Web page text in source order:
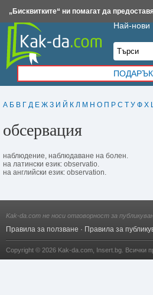
А Б В Г Д Е Ж З И Й К Л М Н О П Р С Т У Ф Х
обсервация
наблюдение, наблюдаване на болен.
на латински език: observatio.
на английски език: observation.
Най-нови
Insert.bg Framar.bg Kak-da.com
Kak-da.com не носи отговорност за
Правила за ползване · Правила за
Copyright © 2026 Kak-da.com Insert.bg . Всички
„Бисквитките“ ни помагат да